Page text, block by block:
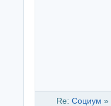
Re: Социум »